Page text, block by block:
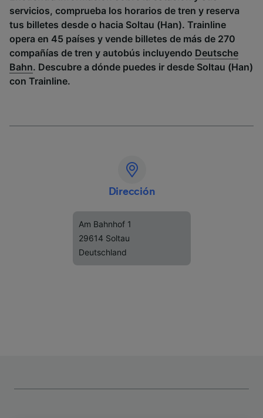
servicios, comprueba los horarios de tren y reserva
tus billetes desde o hacia Soltau (Han). Trainline
opera en 45 países y vende billetes de más de 270
compañías de tren y autobús incluyendo Deutsche
Bahn. Descubre a dónde puedes ir desde Soltau (Han)
con Trainline.
Dirección
Am Bahnhof 1
29614 Soltau
Deutschland